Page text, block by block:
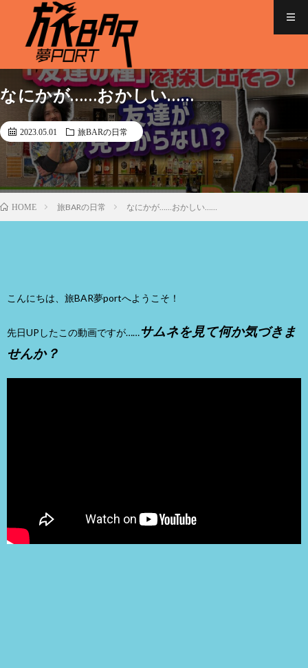
なにかが……おかしい……
2023.05.01 旅BARの日常
HOME 旅BARの日常 なにかが……おかしい……
こんにちは、旅BAR夢portへようこそ！
先日UPしたこの動画ですが……サムネを見て何か気づきま
せんか？